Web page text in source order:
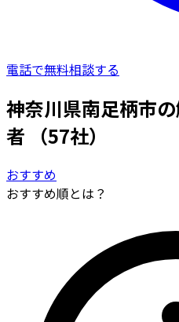
電話で無料相談する
神奈川県南足柄市
者
（57社）
おすすめ
おすすめ順とは？